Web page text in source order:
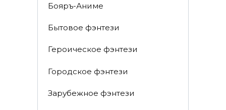
Бояръ-Аниме
Бытовое фэнтези
Героическое фэнтези
Городское фэнтези
Зарубежное фэнтези